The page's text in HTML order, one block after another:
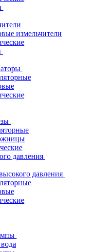
измельчители
давления
давления